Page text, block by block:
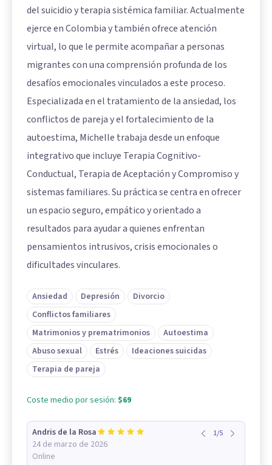
del suicidio y terapia sistémica familiar. Actualmente
ejerce en Colombia y también ofrece atención
virtual, lo que le permite acompañar a personas
migrantes con una comprensión profunda de los
desafíos emocionales vinculados a este proceso.
Especializada en el tratamiento de la ansiedad, los
conflictos de pareja y el fortalecimiento de la
autoestima, Michelle trabaja desde un enfoque
integrativo que incluye Terapia Cognitivo-
Conductual, Terapia de Aceptación y Compromiso y
sistemas familiares. Su práctica se centra en ofrecer
un espacio seguro, empático y orientado a
resultados para ayudar a quienes enfrentan
pensamientos intrusivos, crisis emocionales o
dificultades vinculares.
Ansiedad Depresión
Divorcio
Conflictos familiares
Matrimonios y prematrimonios
Autoestima
Abuso sexual
Estrés
Ideaciones suicidas
Terapia de pareja
Coste medio por sesión: $69
Andris de la Rosa
24 de marzo de 2026
Online
1/5